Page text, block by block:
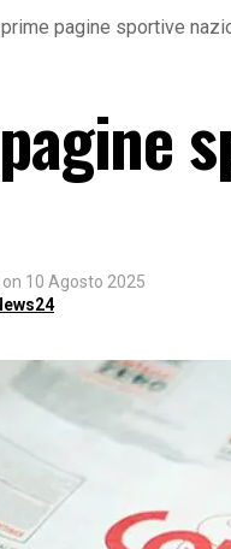
pagine sportive
on 10 Agosto 2025